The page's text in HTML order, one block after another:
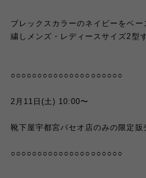
ブレックスカラーのネイビーをベ
繍しメンズ・レディースサイズ2型
○○○○○○○○○○○○○○○○○○○○○
2月11日(土) 10:00〜
靴下屋宇都宮パセオ店のみの限定
○○○○○○○○○○○○○○○○○○○○○